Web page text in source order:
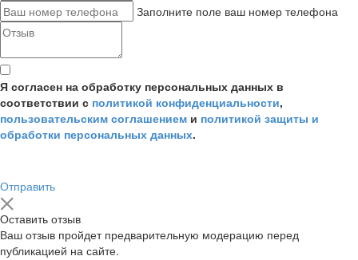
Заполните поле ваш номер телефона
Я согласен на обработку персональных данных в
соответствии с политикой конфиденциальности,
пользовательским соглашением и политикой защиты и
обработки персональных данных.
Отправить
Оставить отзыв
Ваш отзыв пройдет предварительную модерацию перед
публикацией на сайте.